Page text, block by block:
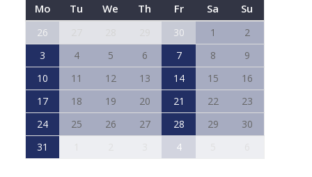
Mo
Tu We Th Fr Sa Su
26 30 1
2
3
4 5 6 7 8
9
10
11 12 13 14 15
16
17
18 19 20 21 22
23
24
25 26 27 28 29
30
31
4